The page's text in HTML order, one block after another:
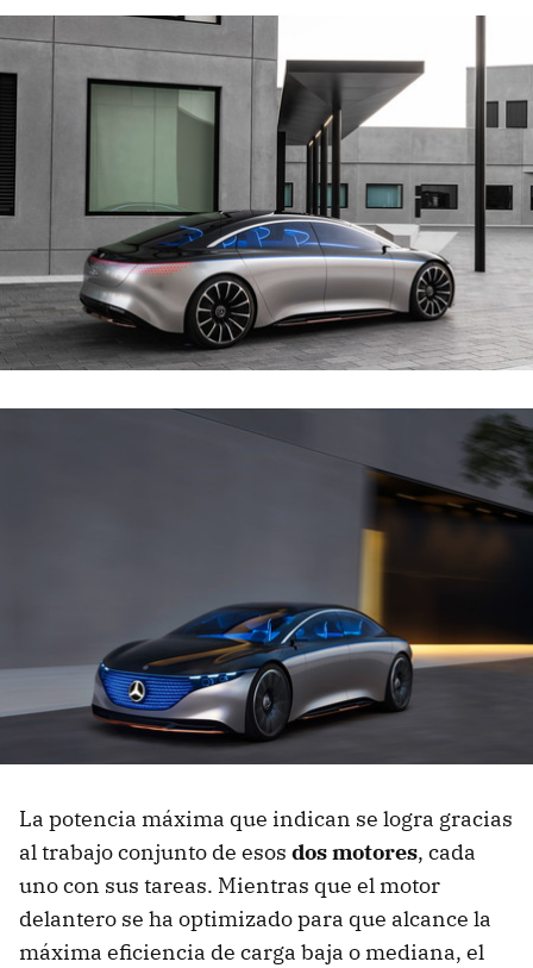
La potencia máxima que indican se logra gracias
al trabajo conjunto de esos dos motores, cada
uno con sus tareas. Mientras que el motor
delantero se ha optimizado para que alcance la
máxima eficiencia de carga baja o mediana, el